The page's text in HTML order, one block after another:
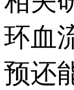
环血
预还